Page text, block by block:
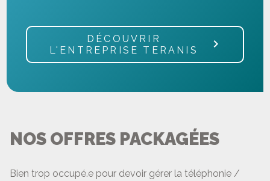
NOS OFFRES PACKAGÉES
Bien trop occupé.e pour devoir gérer la téléphonie /
DÉCOUVRIR
L'ENTREPRISE TERANIS